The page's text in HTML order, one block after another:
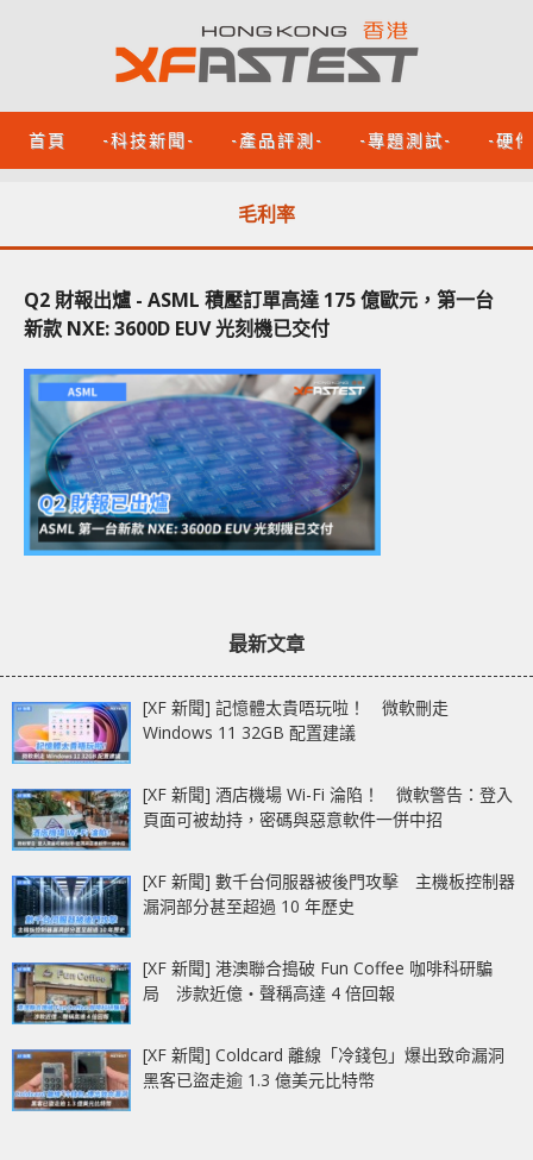
首頁 -科技新聞- -產品評測- -專題測試- -硬
毛利率
Q2 財報出爐 - ASML 積壓訂單高達 175 億歐元，第一台
新款 NXE: 3600D EUV 光刻機已交付
最新文章
[XF 新聞] 記憶體太貴唔玩啦！ 微軟刪走
Windows 11 32GB 配置建議
[XF 新聞] 酒店機場 Wi-Fi 淪陷！ 微軟警告：登入
頁面可被劫持，密碼與惡意軟件一併中招
[XF 新聞] 數千台伺服器被後門攻擊 主機板控制器
漏洞部分甚至超過 10 年歷史
[XF 新聞] 港澳聯合搗破 Fun Coffee 咖啡科研騙
局 涉款近億‧聲稱高達 4 倍回報
[XF 新聞] Coldcard 離線「冷錢包」爆出致命漏洞
黑客已盜走逾 1.3 億美元比特幣